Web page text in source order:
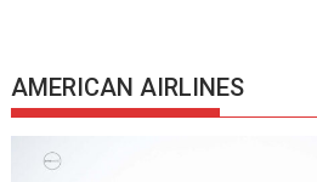
AMERICAN AIRLINES